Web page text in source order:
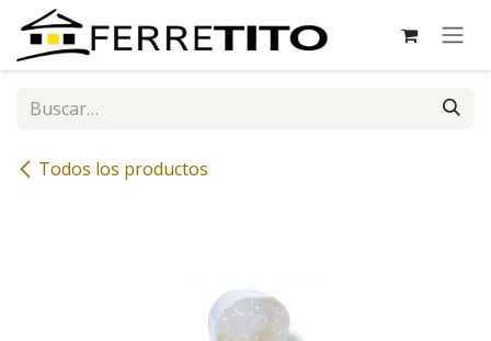
Ir al contenido
Todos los productos